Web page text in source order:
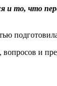
и то, что
вопросов и